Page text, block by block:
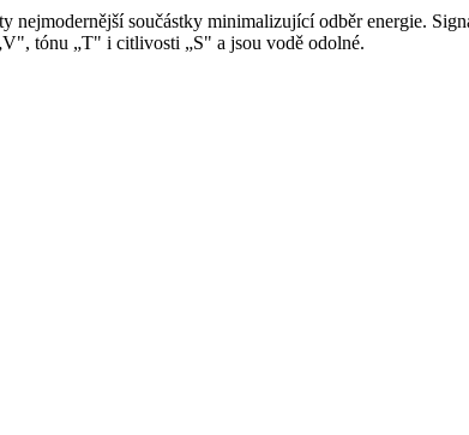
součástky minimalizující odběr energie.
tónu „T" i citlivosti „S" a jsou vodě odolné.